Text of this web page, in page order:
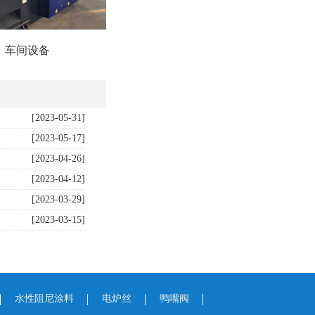
间设备
[2023-05-31]
[2023-05-17]
[2023-04-26]
[2023-04-12]
[2023-03-29]
[2023-03-15]
水性阻尼涂料 电炉丝 鸭嘴阀